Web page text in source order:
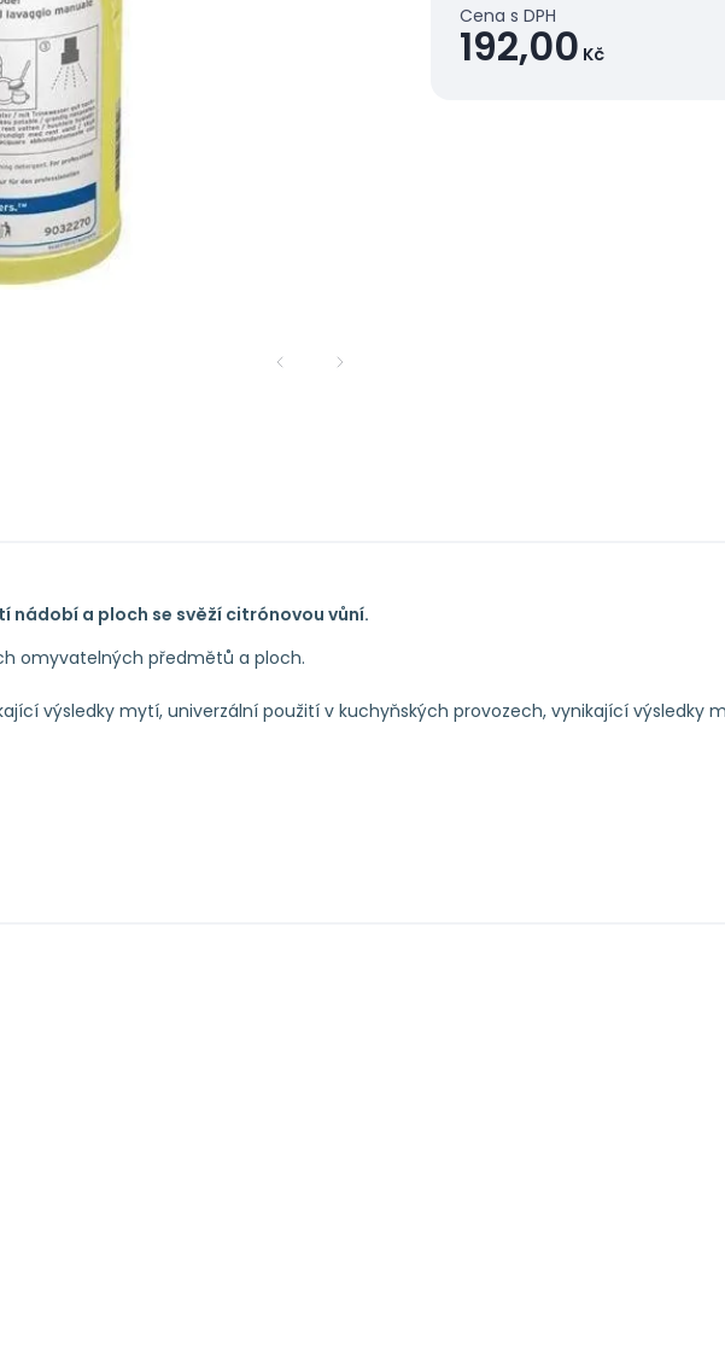
Cena s DPH
192,00 Kč
a ploch se svěží citrónovou vůní.
omyvatelných předmětů a ploch.
výsledky mytí, univerzální použití v kuchyňských provozech, vynikající výsledky